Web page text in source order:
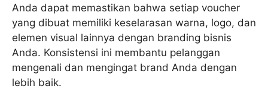
Anda dapat memastikan bahwa setiap voucher
yang dibuat memiliki keselarasan warna, logo, dan
elemen visual lainnya dengan branding bisnis
Anda. Konsistensi ini membantu pelanggan
mengenali dan mengingat brand Anda dengan
lebih baik.